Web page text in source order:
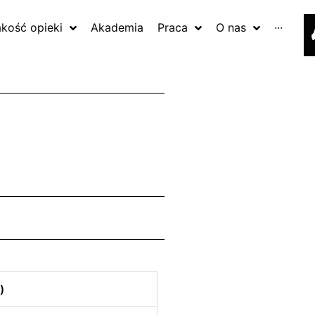
opieki Akademia Praca O nas ···